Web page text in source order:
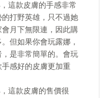
這款皮膚的手感非常
打野英雄，只不過她
月下無限連，因此購
但如果你會玩露娜，
是非常簡單的。會玩
感好的皮膚更加重
這款皮膚的售價很